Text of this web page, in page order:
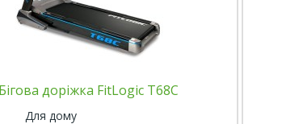
Бігова доріжка FitLogic T68C
Для дому